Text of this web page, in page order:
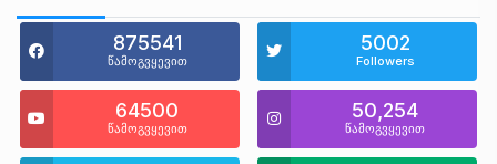
875541
წამოგვყევით
5002
Followers
64500
წამოგვყევით
50,254
წამოგვყევით